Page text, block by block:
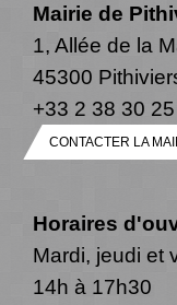
Mairie de
1, Allée de la
45300
+33 2 38 30
CONTACTER LA
Horaires
Mardi, jeudi et
14h à 17h30